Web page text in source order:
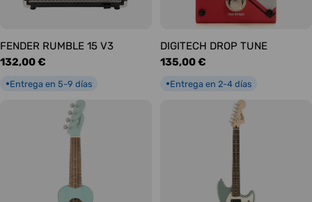
FENDER RUMBLE 15 V3
Precio
132,00 €
●Entrega en 5-9 días
DIGITECH DROP TUNE
Precio
135,00 €
●Entrega en 2-4 días